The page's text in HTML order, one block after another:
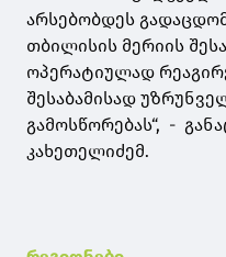
არსებობდეს
თბილისის მერიის
ოპერატიულად
შესაბამისად
გამოსწორებას“, -
კახეთელიძემ.